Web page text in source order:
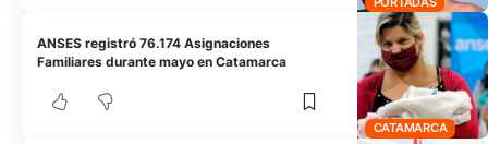
CATAMARCA
ANSES registró 76.174 Asignaciones
Familiares durante mayo en Catamarca